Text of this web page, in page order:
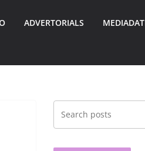
ADVERTORIALS